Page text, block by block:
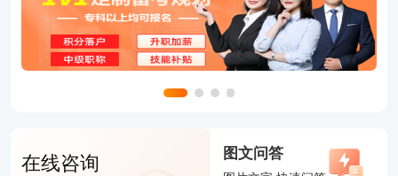
而人力资源管理近几年报考热度同样较高。该专业偏
记忆理解型，计算内容不多，整体考试难度相对稳
定，更适合从事人事、行政、招聘、培训等工作的考
更加对口。不过金融专业涉及较多计算和案例分析，
在线咨询 图文问答